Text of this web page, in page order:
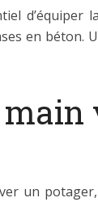
en béton.
un